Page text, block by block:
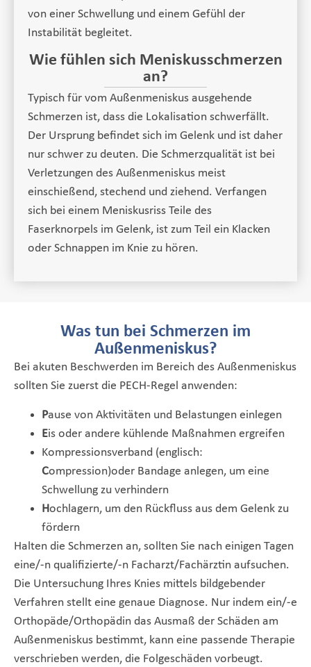
von einer Schwellung und einem Gefühl der
Instabilität begleitet.
Wie fühlen sich Meniskusschmerzen
an?
Typisch für vom Außenmeniskus ausgehende
Schmerzen ist, dass die Lokalisation schwerfällt.
Der Ursprung befindet sich im Gelenk und ist daher
nur schwer zu deuten. Die Schmerzqualität ist bei
Verletzungen des Außenmeniskus meist
einschießend, stechend und ziehend. Verfangen
sich bei einem Meniskusriss Teile des
Faserknorpels im Gelenk, ist zum Teil ein Klacken
oder Schnappen im Knie zu hören.
Was tun bei Schmerzen im
Außenmeniskus?
Bei akuten Beschwerden im Bereich des Außenmeniskus
sollten Sie zuerst die PECH-Regel anwenden:
Pause von Aktivitäten und Belastungen einlegen
Eis oder andere kühlende Maßnahmen ergreifen
Kompressionsverband (englisch:
Compression)oder Bandage anlegen, um eine
Schwellung zu verhindern
Hochlagern, um den Rückfluss aus dem Gelenk zu
fördern
Halten die Schmerzen an, sollten Sie nach einigen Tagen
eine/-n qualifizierte/-n Facharzt/Fachärztin aufsuchen.
Die Untersuchung Ihres Knies mittels bildgebender
Verfahren stellt eine genaue Diagnose. Nur indem ein/-e
Orthopäde/Orthopädin das Ausmaß der Schäden am
Außenmeniskus bestimmt, kann eine passende Therapie
verschrieben werden, die Folgeschäden vorbeugt.